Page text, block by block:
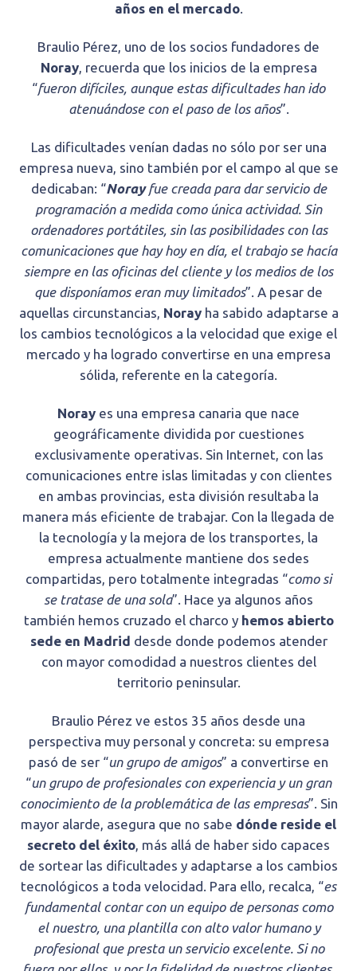
años en el mercado.
Braulio Pérez, uno de los socios fundadores de
Noray, recuerda que los inicios de la empresa
“fueron difíciles, aunque estas dificultades han ido
atenuándose con el paso de los años”.
Las dificultades venían dadas no sólo por ser una
empresa nueva, sino también por el campo al que se
dedicaban: “Norayfue creada para dar servicio de
programación a medida como única actividad. Sin
ordenadores portátiles, sin las posibilidades con las
comunicaciones que hay hoy en día, el trabajo se hacía
siempre en las oficinas del cliente y los medios de los
que disponíamos eran muy limitados”. A pesar de
aquellas circunstancias, Norayha sabido adaptarse a
los cambios tecnológicos a la velocidad que exige el
mercado y ha logrado convertirse en una empresa
sólida, referente en la categoría.
Noray es una empresa canaria que nace
geográficamente dividida por cuestiones
exclusivamente operativas. Sin Internet, con las
comunicaciones entre islas limitadas y con clientes
en ambas provincias, esta división resultaba la
manera más eficiente de trabajar. Con la llegada de
la tecnología y la mejora de los transportes, la
empresa actualmente mantiene dos sedes
compartidas, pero totalmente integradas “como si
se tratase de una sola”. Hace ya algunos años
también hemos cruzado el charco y hemos abierto
sede en Madrid desde donde podemos atender
con mayor comodidad a nuestros clientes del
territorio peninsular.
Braulio Pérez ve estos 35 años desde una
perspectiva muy personal y concreta: su empresa
pasó de ser “un grupo de amigos” a convertirse en
“un grupo de profesionales con experiencia y un gran
conocimiento de la problemática de las empresas”. Sin
mayor alarde, asegura que no sabe dónde reside el
secreto del éxito, más allá de haber sido capaces
de sortear las dificultades y adaptarse a los cambios
tecnológicos a toda velocidad. Para ello, recalca, “es
fundamental contar con un equipo de personas como
el nuestro, una plantilla con alto valor humano y
profesional que presta un servicio excelente. Si no